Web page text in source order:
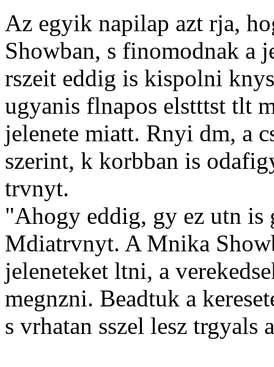
Az egyik napilap azt rja,
Showban, s finomodnak a
rszeit eddig is kispolni
ugyanis flnapos elstttst tlt
jelenete miatt. Rnyi dm, a
szerint, k korbban is
trvnyt.
"Ahogy eddig, gy ez utn is
Mdiatrvnyt. A Mnika
jeleneteket ltni, a
megnzni. Beadtuk a
s vrhatan sszel lesz trgyals